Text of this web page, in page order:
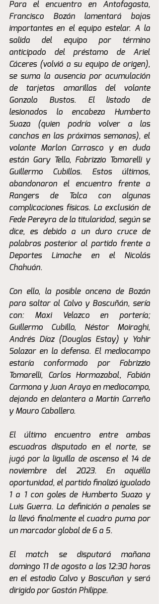
Para el encuentro en Antofagasta,
Francisco Bozán lamentará bajas
importantes en el equipo estelar. A la
salida del equipo por término
anticipado del préstamo de Ariel
Cáceres (volvió a su equipo de origen),
se suma la ausencia por acumulación
de tarjetas amarillas del volante
Gonzalo Bustos. El listado de
lesionados lo encabeza Humberto
Suaza (quien podría volver a las
canchas en las próximas semanas), el
volante Marlon Carrasco y en duda
están Gary Tello, Fabrizzio Tomarelli y
Guillermo Cubillos. Estos últimos,
abandonaron el encuentro frente a
Rangers de Talca con algunas
complicaciones físicas. La exclusión de
Fede Pereyra de la titularidad, según se
dice, es debido a un duro cruce de
palabras posterior al partido frente a
Deportes Limache en el Nicolás
Chahuán.
Con ello, la posible oncena de Bozán
para saltar al Calvo y Bascuñán, sería
con: Maxi Velazco en portería;
Guillermo Cubillo, Néstor Moiraghi,
Andrés Díaz (Douglas Estay) y Yahir
Salazar en la defensa. El mediocampo
estaría conformado por Fabrizzio
Tomarelli, Carlos Hormazabal, Fabián
Carmona y Juan Araya en mediocampo,
dejando en delantera a Martín Carreño
y Mauro Caballero.
El último encuentro entre ambas
escuadras disputado en el norte, se
jugó por la liguilla de ascenso el 14 de
noviembre del 2023. En aquélla
oportunidad, el partido finalizó igualado
1 a 1 con goles de Humberto Suazo y
Luis Guerra. La definición a penales se
la llevó finalmente el cuadro puma por
un marcador global de 6 a 5.
El match se disputará mañana
domingo 11 de agosto a las 12:30 horas
en el estadio Calvo y Bascuñan y será
dirigido por Gastón Philippe.